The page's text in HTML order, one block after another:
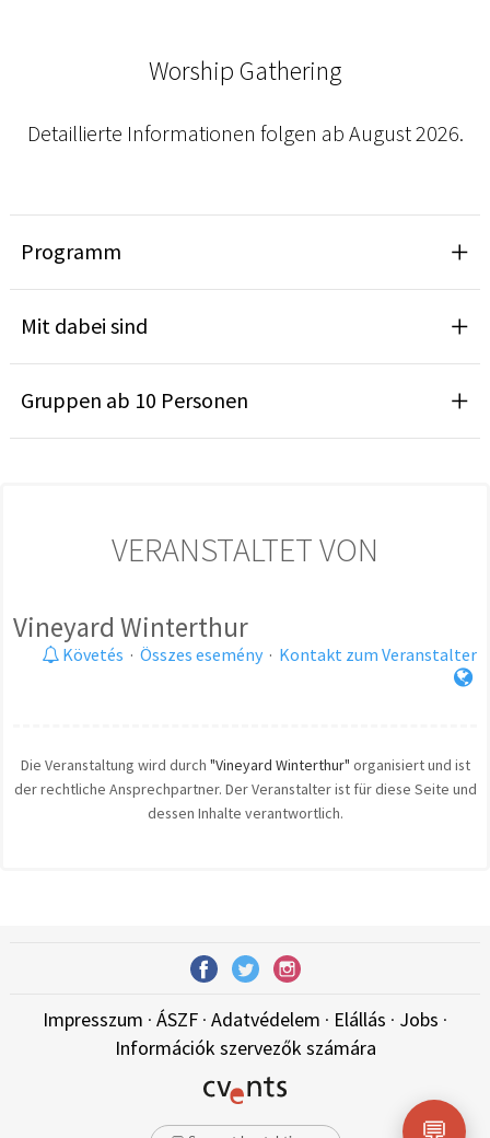
Worship Gathering
Detaillierte Informationen folgen ab August 2026.
Programm
Mit dabei sind
Gruppen ab 10 Personen
VERANSTALTET VON
Vineyard Winterthur
Követés · Összes esemény · Kontakt zum Veranstalter
Die Veranstaltung wird durch "Vineyard Winterthur" organisiert und ist
der rechtliche Ansprechpartner. Der Veranstalter ist für diese Seite und
dessen Inhalte verantwortlich.
Impresszum · ÁSZF · Adatvédelem · Elállás · Jobs ·
Információk szervezők számára